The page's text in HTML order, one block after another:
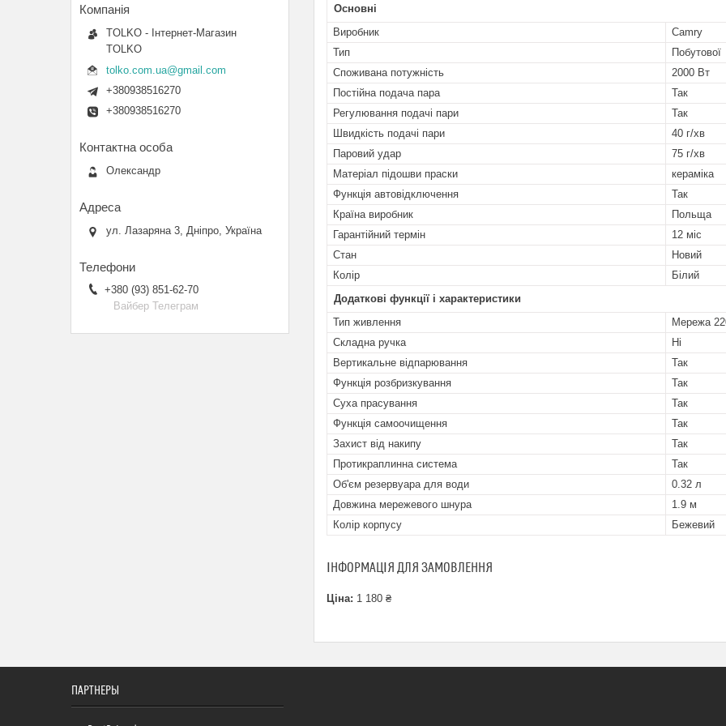
Основні
Виробник
Camry
Тип
Побутової
Споживана потужність
2000 Вт
Постійна подача пара
Так
Регулювання подачі пари
Так
Швидкість подачі пари
40 г/хв
Паровий удар
75 г/хв
Матеріал підошви праски
кераміка
Функція автовідключення
Так
Країна виробник
Польща
Гарантійний термін
12 міс
Стан
Новий
Колір
Білий
Додаткові функції і характеристики
Тип живлення
Мережа
Складна ручка
Ні
Вертикальне відпарювання
Так
Функція розбризкування
Так
Суха прасування
Так
Функція самоочищення
Так
Захист від накипу
Так
Протикраплинна система
Так
Об'єм резервуара для води
0.32 л
Довжина мережевого шнура
1.9 м
Колір корпусу
Бежевий
ІНФОРМАЦІЯ ДЛЯ ЗАМОВЛЕННЯ
Ціна: 1 180 ₴
TOLKO - Інтернет-Магазин
TOLKO
tolko.com.ua@gmail.com
+380938516270
+380938516270
Олександр
ул. Лазаряна 3, Дніпро, Україна
+380 (93) 851-62-70
Вайбер Телеграм
ПАРТНЕРЫ